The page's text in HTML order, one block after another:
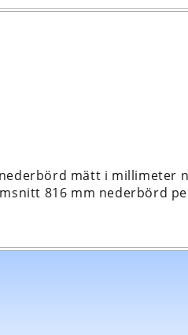
mätt i millimeter
816 mm nederbörd